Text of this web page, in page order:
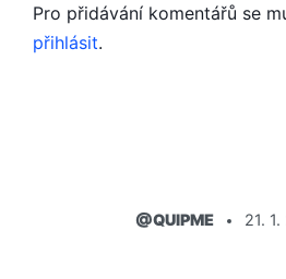
Pro přidávání komentářů se
přihlásit.
@QUIPME
21.